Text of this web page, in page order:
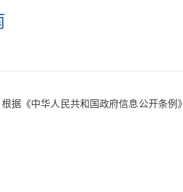
据《中华人民共和国政府信息公开条例》